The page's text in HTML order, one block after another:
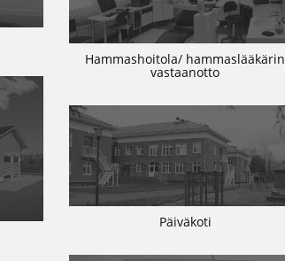
Hammashoitola/ hammaslääkärin
vastaanotto
Päiväkoti